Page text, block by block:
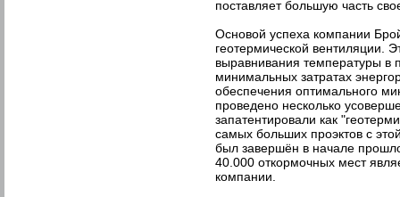
поставляет большую часть
Основой успеха компании
геотермической вентиляции.
выравнивания температуры
минимальных затратах
обеспечения оптимального
проведено несколько
запатентировали как
самых больших проэктов с
был завершён в начале
40.000 откормочных мест
компании.